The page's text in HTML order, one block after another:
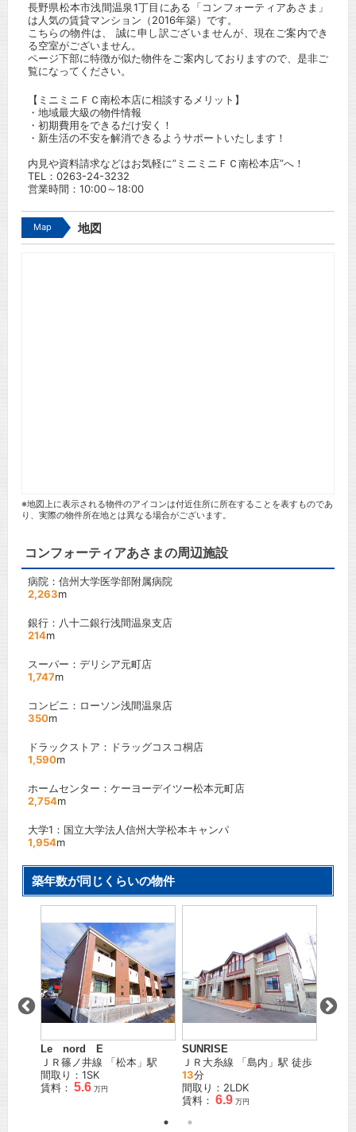
長野県松本市浅間温泉1丁目にある「コンフォーティアあさま」
は人気の賃貸マンション（2016年築）です。
こちらの物件は、 誠に申し訳ございませんが、現在ご案内でき
る空室がございません。
ページ下部に特徴が似た物件をご案内しておりますので、是非ご
覧になってください。
【ミニミニＦＣ南松本店に相談するメリット】
・地域最大級の物件情報
・初期費用をできるだけ安く！
・新生活の不安を解消できるようサポートいたします！
内見や資料請求などはお気軽に”ミニミニＦＣ南松本店”へ！
TEL： 0263-24-3232
営業時間：10:00～18:00
Map 地図
※地図上に表示される物件のアイコンは付近住所に所在することを表すものであ
り、実際の物件所在地とは異なる場合がございます。
コンフォーティアあさまの周辺施設
病院：信州大学医学部附属病院
2,263m
銀行：八十二銀行浅間温泉支店
214m
スーパー：デリシア元町店
1,747m
コンビニ：ローソン浅間温泉店
350m
ドラックストア：ドラッグコスコ桐店
1,590m
ホームセンター：ケーヨーデイツー松本元町店
2,754m
大学1：国立大学法人信州大学松本キャンパ
1,954m
築年数が同じくらいの物件
Le nord E
ＪＲ篠ノ井線 「松本 」駅
間取り：1SK
賃料： 5.6 万円
SUNRISE
ＪＲ大糸線 「島内 」駅 徒歩
13分
間取り：2LDK
賃料： 6.9 万円